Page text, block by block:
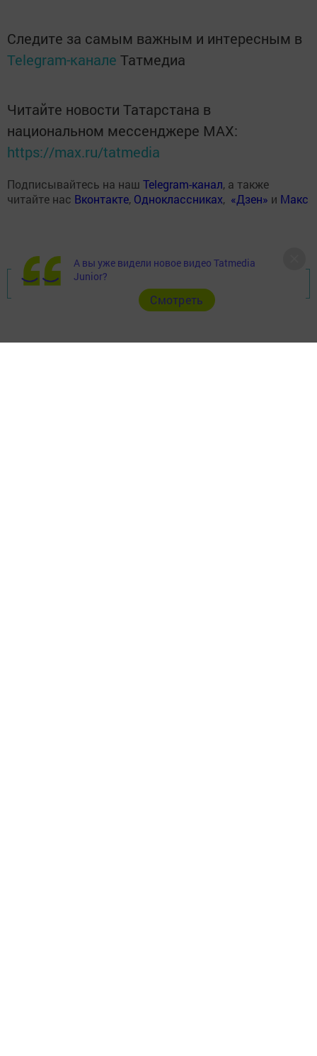
Следите за самым важным и интересным в
Telegram-канале Татмедиа
Читайте новости Татарстана в
национальном мессенджере MАХ:
https://max.ru/tatmedia
Подписывайтесь на наш Telegram-канал, а также
читайте нас Вконтакте, Одноклассниках, «Дзен» и Макс
Перейти на страницу новости
А вы уже видели новое видео Tatmedia
Junior?
Cмотреть